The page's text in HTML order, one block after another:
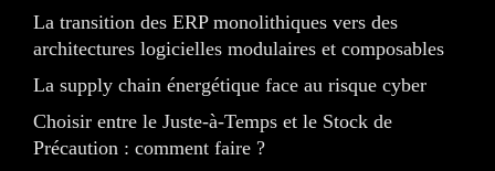
La transition des ERP monolithiques vers des
architectures logicielles modulaires et composables
La supply chain énergétique face au risque cyber
Choisir entre le Juste-à-Temps et le Stock de
Précaution : comment faire ?